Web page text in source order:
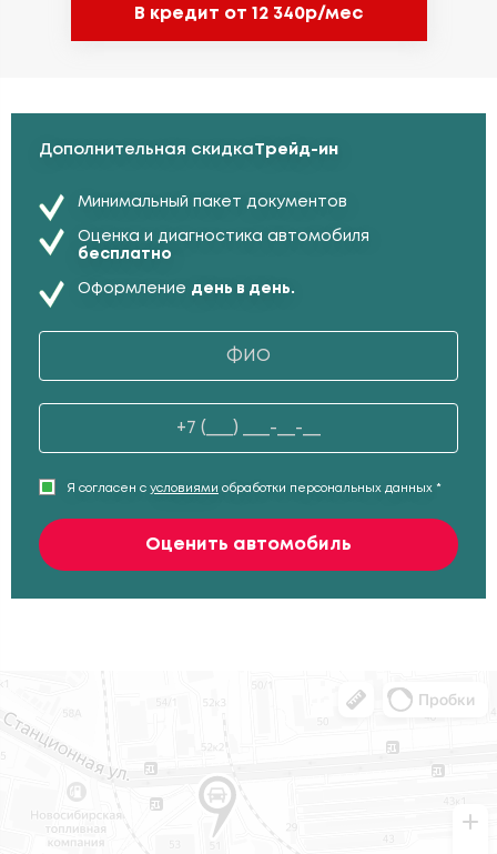
В кредит от 12 340р/мес
Дополнительная скидкаТрейд-ин
Минимальный пакет документов
Оценка и диагностика автомобиля
бесплатно
Оформление день в день.
Я согласен с условиями обработки персональных данных *
Оценить автомобиль